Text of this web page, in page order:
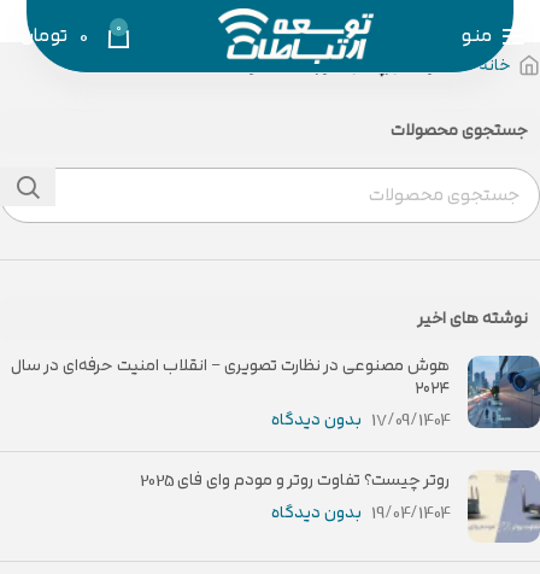
منو 0
0 تومان
خانه محصولات برچسب خورده “تسکو”
جستجوی محصولات
نوشته های اخیر
هوش مصنوعی در نظارت تصویری – انقلاب امنیت حرفه‌ای در سال
۲۰۲۴
17/09/1404 بدون دیدگاه
روتر چیست؟ تفاوت روتر و مودم وای فای 2025
19/04/1404 بدون دیدگاه